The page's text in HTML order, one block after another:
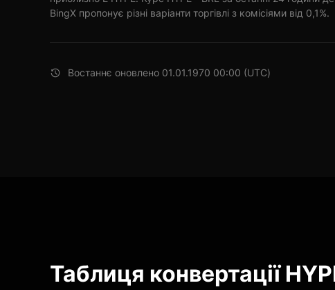
BingX пропонує різні варіанти торгівлі з комісіями від 0,1%.
Востаннє оновлено 01.01.1970 00:00 (UTC)
Таблиця конвертації